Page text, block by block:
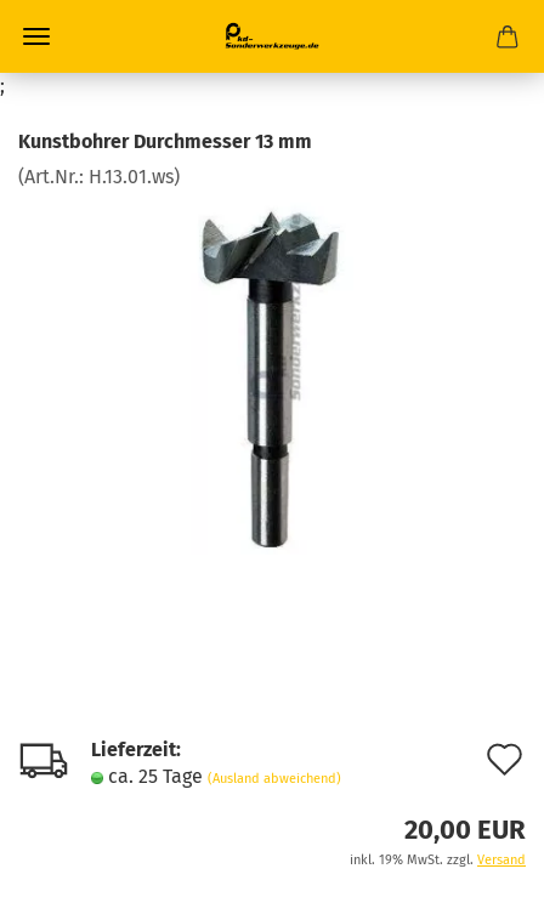
;
Kunstbohrer Durchmesser 13 mm
(Art.Nr.: H.13.01.ws)
Lieferzeit:
ca. 25 Tage (Ausland abweichend)
20,00 EUR
inkl. 19% MwSt. zzgl. Versand